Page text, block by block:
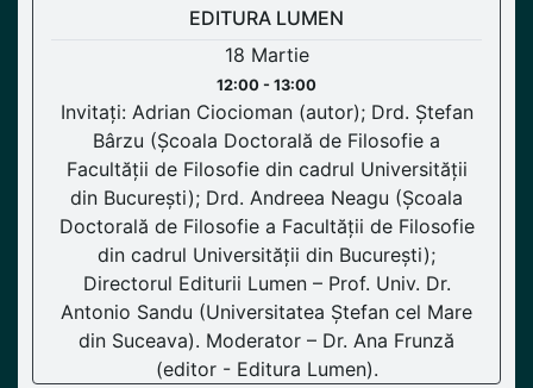
EDITURA LUMEN
18 Martie
12:00 - 13:00
Invitați: Adrian Ciocioman (autor); Drd. Ștefan
Bârzu (Școala Doctorală de Filosofie a
Facultății de Filosofie din cadrul Universității
din București); Drd. Andreea Neagu (Școala
Doctorală de Filosofie a Facultății de Filosofie
din cadrul Universității din București);
Directorul Editurii Lumen – Prof. Univ. Dr.
Antonio Sandu (Universitatea Ștefan cel Mare
din Suceava). Moderator – Dr. Ana Frunză
(editor - Editura Lumen).